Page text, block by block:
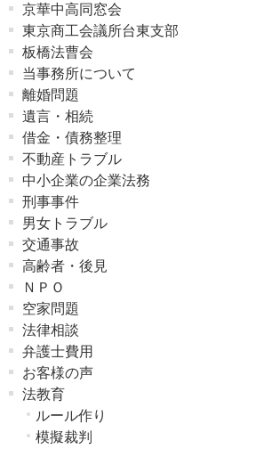
京華中高同窓会
東京商工会議所台東支部
板橋法曹会
当事務所について
離婚問題
遺言・相続
借金・債務整理
不動産トラブル
中小企業の企業法務
刑事事件
男女トラブル
交通事故
高齢者・後見
ＮＰＯ
空家問題
法律相談
弁護士費用
お客様の声
法教育
ルール作り
模擬裁判